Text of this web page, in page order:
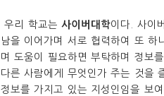
우리 학교는사이버대학이다. 사이
남을 이어가며 서로 협력하여 또 하
며 도움이 필요하면 부탁하며 정보
다른 사람에게 무엇인가 주는 것을
정보를 가지고 있는 지성인임을 보